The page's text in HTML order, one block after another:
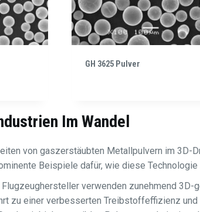
GH 3625 Pulver
Im Wandel
von gaszerstäubten Metallpulvern im 3D-
Beispiele dafür, wie diese Technologie
Flugzeughersteller verwenden zunehmend
zu einer verbesserten Treibstoffeffizienz und